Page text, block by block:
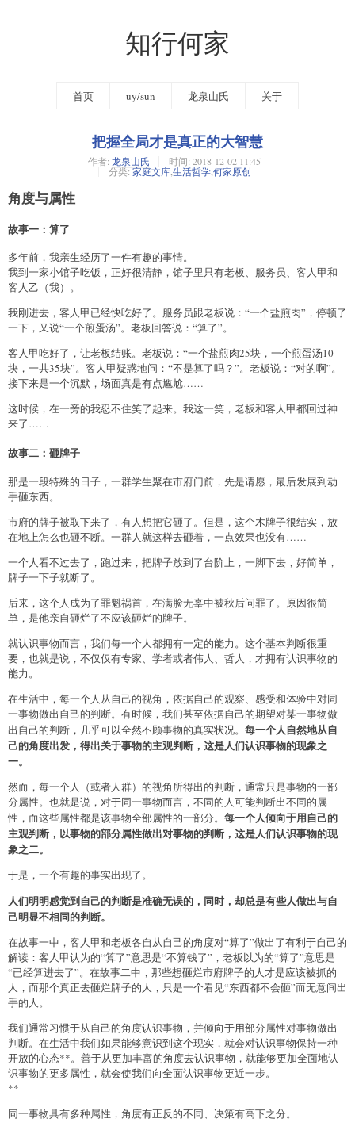
知行何家
首页 uy/sun 龙泉山氏 关于
把握全局才是真正的大智慧
作者: 龙泉山氏 时间: 2018-12-02 11:45
分类: 家庭文库,生活哲学,何家原创
角度与属性
故事一：算了
多年前，我亲生经历了一件有趣的事情。
我到一家小馆子吃饭，正好很清静，馆子里只有老板、服务员、客人甲和
客人乙（我）。
我刚进去，客人甲已经快吃好了。服务员跟老板说：“一个盐煎肉”，停顿了
一下，又说“一个煎蛋汤”。老板回答说：“算了”。
客人甲吃好了，让老板结账。老板说：“一个盐煎肉25块，一个煎蛋汤10
块，一共35块”。客人甲疑惑地问：“不是算了吗？”。老板说：“对的啊”。
接下来是一个沉默，场面真是有点尴尬……
这时候，在一旁的我忍不住笑了起来。我这一笑，老板和客人甲都回过神
来了……
故事二：砸牌子
那是一段特殊的日子，一群学生聚在市府门前，先是请愿，最后发展到动
手砸东西。
市府的牌子被取下来了，有人想把它砸了。但是，这个木牌子很结实，放
在地上怎么也砸不断。一群人就这样去砸着，一点效果也没有……
一个人看不过去了，跑过来，把牌子放到了台阶上，一脚下去，好简单，
牌子一下子就断了。
后来，这个人成为了罪魁祸首，在满脸无辜中被秋后问罪了。原因很简
单，是他亲自砸烂了不应该砸烂的牌子。
就认识事物而言，我们每一个人都拥有一定的能力。这个基本判断很重
要，也就是说，不仅仅有专家、学者或者伟人、哲人，才拥有认识事物的
能力。
在生活中，每一个人从自己的视角，依据自己的观察、感受和体验中对同
一事物做出自己的判断。有时候，我们甚至依据自己的期望对某一事物做
出自己的判断，几乎可以全然不顾事物的真实状况。 每一个人自然地从自
己的角度出发，得出关于事物的主观判断，这是人们认识事物的现象之
一。
然而，每一个人（或者人群）的视角所得出的判断，通常只是事物的一部
分属性。也就是说，对于同一事物而言，不同的人可能判断出不同的属
性，而这些属性都是该事物全部属性的一部分。 每一个人倾向于用自己的
主观判断，以事物的部分属性做出对事物的判断，这是人们认识事物的现
象之二。
于是，一个有趣的事实出现了。
人们明明感觉到自己的判断是准确无误的，同时，却总是有些人做出与自
己明显不相同的判断。
在故事一中，客人甲和老板各自从自己的角度对“算了”做出了有利于自己的
解读：客人甲认为的“算了”意思是“不算钱了”，老板以为的“算了”意思是
“已经算进去了”。在故事二中，那些想砸烂市府牌子的人才是应该被抓的
人，而那个真正去砸烂牌子的人，只是一个看见“东西都不会砸”而无意间出
手的人。
我们通常习惯于从自己的角度认识事物，并倾向于用部分属性对事物做出
判断。在生活中我们如果能够意识到这个现实，就会对认识事物保持一种
开放的心态**。善于从更加丰富的角度去认识事物，就能够更加全面地认
识事物的更多属性，就会使我们向全面认识事物更近一步。
**
同一事物具有多种属性，角度有正反的不同、决策有高下之分。